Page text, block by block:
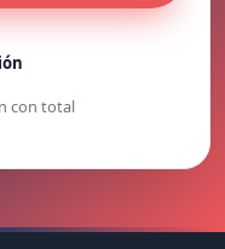
con total